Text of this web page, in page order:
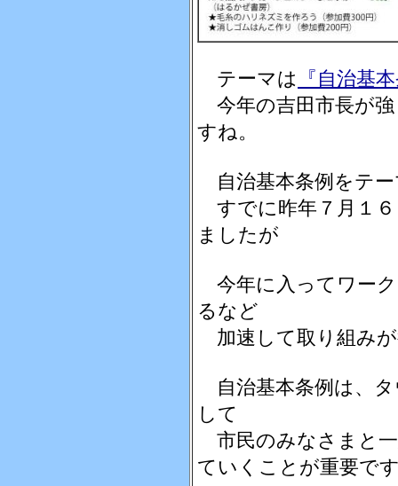
テーマは
『自治基
今年の吉田市長が
すね。
自治基本条例をテ
すでに昨年７月１
ましたが
今年に入ってワー
るなど
加速して取り組み
自治基本条例は、
して
市民のみなさまと
ていくことが重要で